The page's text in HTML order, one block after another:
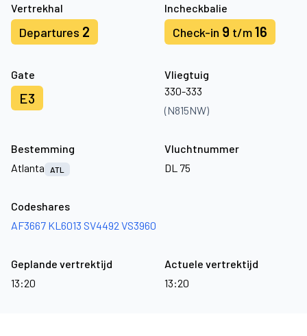
Vertrekhal
Departures 2
Incheckbalie
Check-in 9 t/m16
Gate
E3
Vliegtuig
330-333
(N815NW)
Bestemming
Atlanta
ATL
Vluchtnummer
DL 75
Codeshares
AF3667 KL6013 SV4492 VS3960
Geplande vertrektijd
13:20
Actuele vertrektijd
13:20